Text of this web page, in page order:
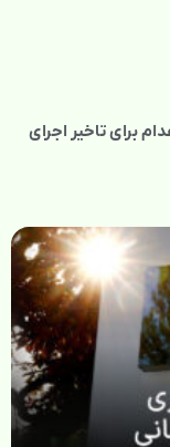
برای تاخیر اجرای